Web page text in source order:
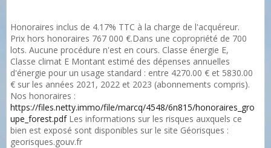
Honoraires inclus de 4.17% TTC à la charge de l'acquéreur.
Prix hors honoraires 767 000 €.Dans une copropriété de 700
lots. Aucune procédure n'est en cours. Classe énergie E,
Classe climat E Montant estimé des dépenses annuelles
d'énergie pour un usage standard : entre 4270.00 € et 5830.00
€ sur les années 2021, 2022 et 2023 (abonnements compris).
Nos honoraires :
https://files.netty.immo/file/marcq/4548/6n815/honoraires_gro
upe_forest.pdfLes informations sur les risques auxquels ce
bien est exposé sont disponibles sur le site Géorisques :
georisques.gouv.fr